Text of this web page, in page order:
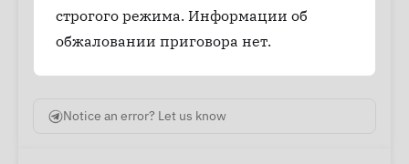
строгого режима. Информации об
обжаловании приговора нет.
Notice an error? Let us know